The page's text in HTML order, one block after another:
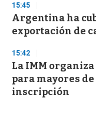
15:45
Argentina ha
exportación de
15:42
La IMM
para mayores
inscripción